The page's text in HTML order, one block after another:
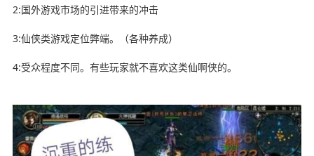
2:国外游戏市场的引进带来的冲击
3:仙侠类游戏定位弊端。（各种养成）
4:受众程度不同。有些玩家就不喜欢这类仙啊侠的。